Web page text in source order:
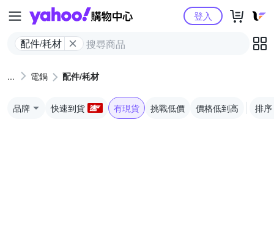
Yahoo購物中心
配件/耗材
登入
電鍋 配件/耗材
品牌 快速到貨 有現貨 挑戰低價 價格低到高 排序